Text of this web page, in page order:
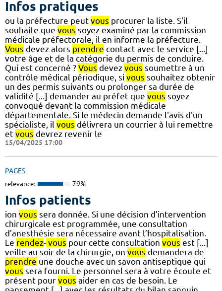
Infos pratiques
ou la préfecture peut vous procurer la liste. S'il
souhaite que vous soyez examiné par la commission
médicale préfectorale, il en informe la préfecture.
Vous devez alors prendre contact avec le service [...]
votre âge et de la catégorie du permis de conduire.
Qui est concerné ? Vous devez vous soumettre à un
contrôle médical périodique, si vous souhaitez obtenir
un des permis suivants ou prolonger sa durée de
validité [...] demander au préfet que vous soyez
convoqué devant la commission médicale
départementale. Si le médecin demande l'avis d'un
spécialiste, il vous délivrera un courrier à lui remettre
et vous devrez revenir le
15/04/2025 17:00
PAGES
relevance: 79%
Infos patients
ion vous sera donnée. Si une décision d’intervention
chirurgicale est programmée, une consultation
d’anesthésie sera nécessaire avant l’hospitalisation.
Le rendez- vous pour cette consultation vous est [...]
veille au soir de la chirurgie, on vous demandera de
prendre une douche avec un savon antiseptique qui
vous sera fourni. Le personnel sera à votre écoute et
présent pour vous aider en cas de besoin. Le